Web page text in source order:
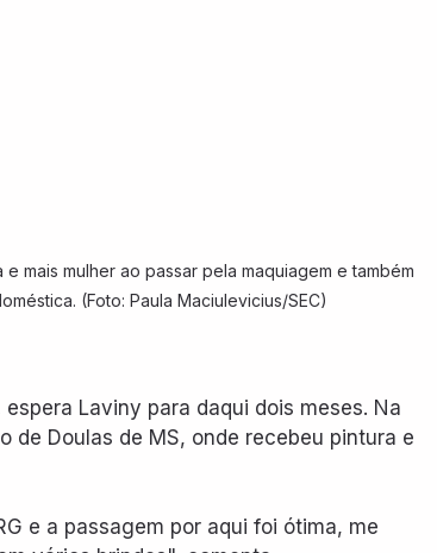
mais mulher ao passar pela maquiagem e também
(Foto: Paula Maciulevicius/SEC)
Laviny para daqui dois meses. Na
de Doulas de MS, onde recebeu pintura e
e a passagem por aqui foi ótima, me